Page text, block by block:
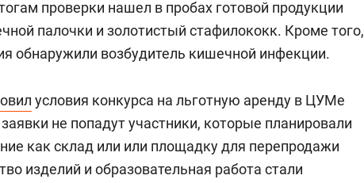
проверки нашел в пробах готовой продукции
палочки и золотистый стафилококк. Кроме того,
обнаружили возбудитель кишечной инфекции.
условия конкурса на льготную аренду в ЦУМе
не попадут участники, которые планировали
как склад или или площадку для перепродажи
изделий и образовательная работа стали